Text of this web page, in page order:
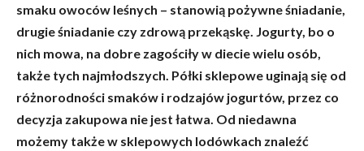
smaku owoców leśnych – stanowią pożywne śniadanie,
drugie śniadanie czy zdrową przekąskę. Jogurty, bo o
nich mowa, na dobre zagościły w diecie wielu osób,
także tych najmłodszych. Półki sklepowe uginają się od
różnorodności smaków i rodzajów jogurtów, przez co
decyzja zakupowa nie jest łatwa. Od niedawna
możemy także w sklepowych lodówkach znaleźć